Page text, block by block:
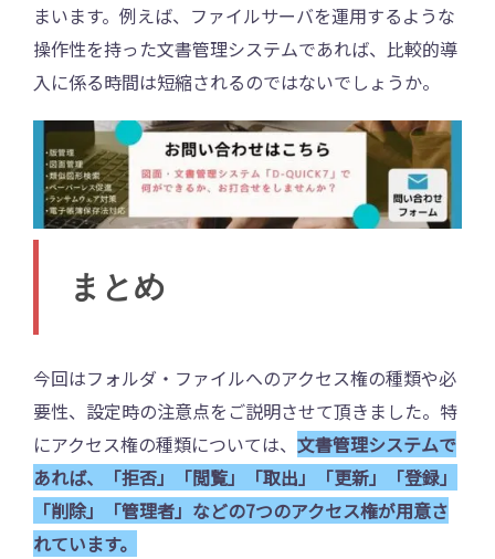
まいます。例えば、ファイルサーバを運用するような
操作性を持った文書管理システムであれば、比較的導
入に係る時間は短縮されるのではないでしょうか。
まとめ
今回はフォルダ・ファイルへのアクセス権の種類や必
要性、設定時の注意点をご説明させて頂きました。特
にアクセス権の種類については、 文書管理システムで
あれば、「拒否」「閲覧」「取出」「更新」「登録」
「削除」「管理者」などの7つのアクセス権が用意さ
れています。